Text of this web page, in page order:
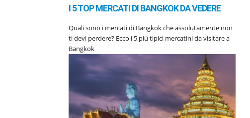
I 5 TOP MERCATI DI BANGKOK DA VEDERE
Quali sono i mercati di Bangkok che assolutamente non
ti devi perdere? Ecco i 5 più tipici mercatini da visitare a
Bangkok